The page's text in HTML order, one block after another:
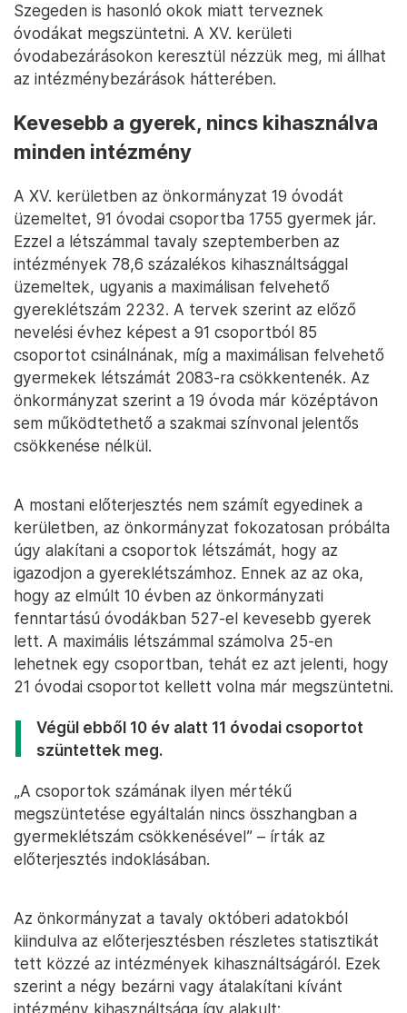
Szegeden is hasonló okok miatt terveznek
óvodákat megszüntetni. A XV. kerületi
óvodabezárásokon keresztül nézzük meg, mi állhat
az intézménybezárások hátterében.
Kevesebb a gyerek, nincs kihasználva
minden intézmény
A XV. kerületben az önkormányzat 19 óvodát
üzemeltet, 91 óvodai csoportba 1755 gyermek jár.
Ezzel a létszámmal tavaly szeptemberben az
intézmények 78,6 százalékos kihasználtsággal
üzemeltek, ugyanis a maximálisan felvehető
gyereklétszám 2232. A tervek szerint az előző
nevelési évhez képest a 91 csoportból 85
csoportot csinálnának, míg a maximálisan felvehető
gyermekek létszámát 2083-ra csökkentenék. Az
önkormányzat szerint a 19 óvoda már középtávon
sem működtethető a szakmai színvonal jelentős
csökkenése nélkül.
A mostani előterjesztés nem számít egyedinek a
kerületben, az önkormányzat fokozatosan próbálta
úgy alakítani a csoportok létszámát, hogy az
igazodjon a gyereklétszámhoz. Ennek az az oka,
hogy az elmúlt 10 évben az önkormányzati
fenntartású óvodákban 527-el kevesebb gyerek
lett. A maximális létszámmal számolva 25-en
lehetnek egy csoportban, tehát ez azt jelenti, hogy
21 óvodai csoportot kellett volna már megszüntetni.
Végül ebből 10 év alatt 11 óvodai csoportot
szüntettek meg.
„A csoportok számának ilyen mértékű
megszüntetése egyáltalán nincs összhangban a
gyermeklétszám csökkenésével” – írták az
előterjesztés indoklásában.
Az önkormányzat a tavaly októberi adatokból
kiindulva az előterjesztésben részletes statisztikát
tett közzé az intézmények kihasználtságáról. Ezek
szerint a négy bezárni vagy átalakítani kívánt
intézmény kihasználtsága így alakult: